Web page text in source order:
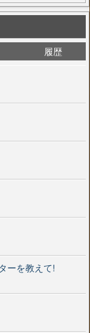
履歴
ーを教えて!